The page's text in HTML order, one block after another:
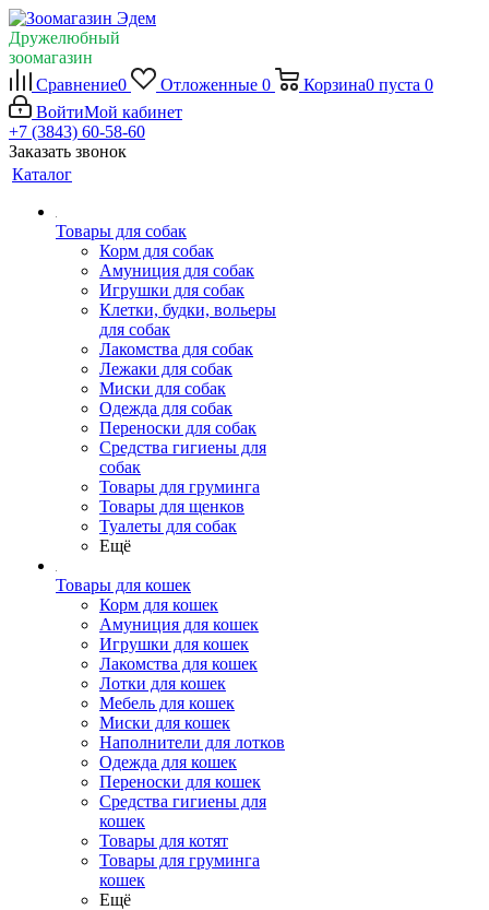
Дружелюбный
зоомагазин
Сравнение0 Отложенные 0 Корзина0 пуста 0
ВойтиМой кабинет
+7 (3843) 60-58-60
Заказать звонок
Каталог
Товары для собак
Корм для собак
Амуниция для собак
Игрушки для собак
Клетки, будки, вольеры
для собак
Лакомства для собак
Лежаки для собак
Миски для собак
Одежда для собак
Переноски для собак
Средства гигиены для
собак
Товары для груминга
Товары для щенков
Туалеты для собак
Ещё
Товары для кошек
Корм для кошек
Амуниция для кошек
Игрушки для кошек
Лакомства для кошек
Лотки для кошек
Мебель для кошек
Миски для кошек
Наполнители для лотков
Одежда для кошек
Переноски для кошек
Средства гигиены для
кошек
Товары для котят
Товары для груминга
кошек
Ещё